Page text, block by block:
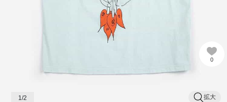
0
拡大
1/2